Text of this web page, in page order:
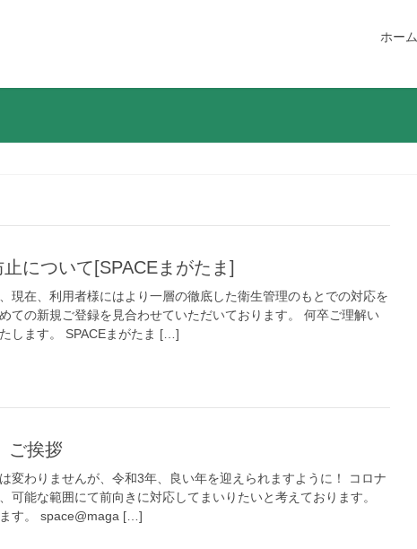
ホーム
止について[SPACEまがたま]
現在、利用者様にはより一層の徹底した衛生管理のもとでの対応を
ての新規ご登録を見合わせていただいております。 何卒ご理解い
します。 SPACEまがたま […]
ご挨拶
変わりませんが、令和3年、良い年を迎えられますように！ コロナ
可能な範囲にて前向きに対応してまいりたいと考えております。
す。 space@maga […]